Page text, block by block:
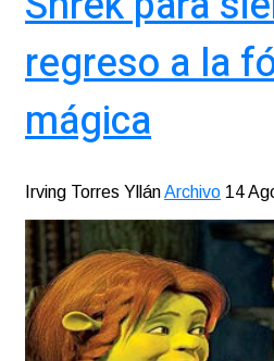
regreso a la
mágica
Irving Torres YllánArchivo 14